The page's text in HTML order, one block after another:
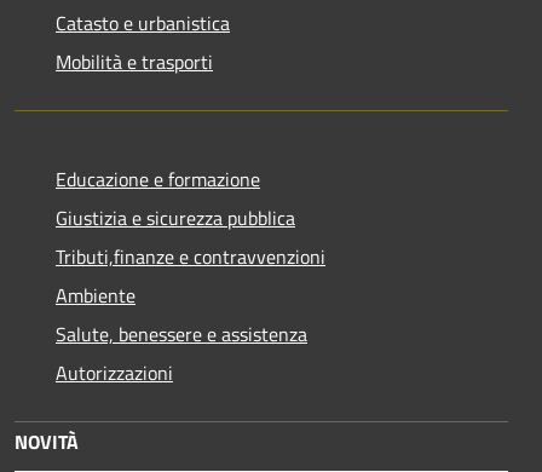
Catasto e urbanistica
Mobilità e trasporti
Educazione e formazione
Giustizia e sicurezza pubblica
Tributi,finanze e contravvenzioni
Ambiente
Salute, benessere e assistenza
Autorizzazioni
NOVITÀ